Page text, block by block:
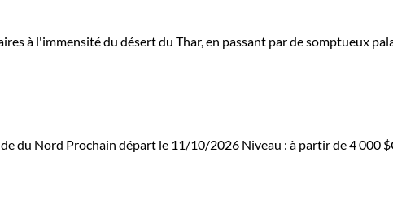
à l'immensité du désert du Thar, en passant par de somptueux
du Nord Prochain départ le 11/10/2026 Niveau : à partir de4 000